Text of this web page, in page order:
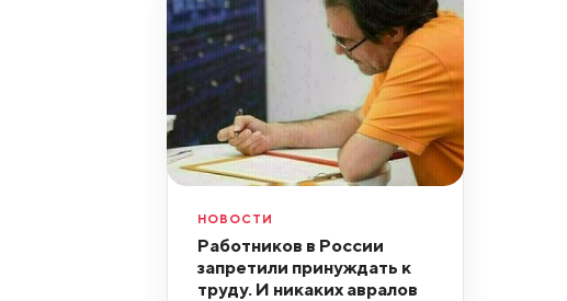
НОВОСТИ
Работников в России
запретили принуждать к
труду. И никаких авралов